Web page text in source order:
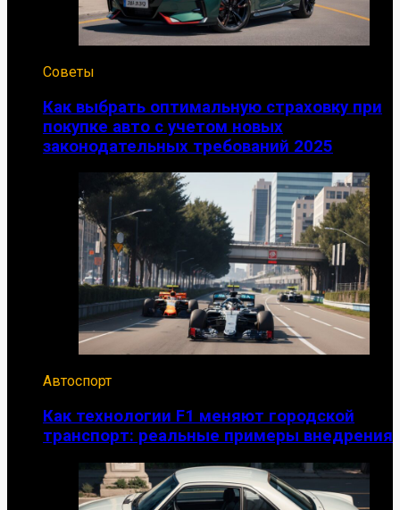
Советы
Как выбрать оптимальную страховку при
покупке авто с учетом новых
законодательных требований 2025
Автоспорт
Как технологии F1 меняют городской
транспорт: реальные примеры внедрения